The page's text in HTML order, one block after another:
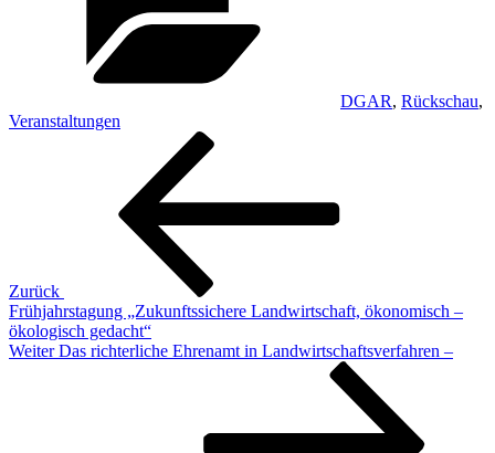
DGAR, Rückschau,
Veranstaltungen
Beitragsnavigation
Zurück
Frühjahrstagung „Zukunftssichere Landwirtschaft, ökonomisch –
ökologisch gedacht“
Nächster
Weiter Das richterliche Ehrenamt in Landwirtschaftsverfahren –